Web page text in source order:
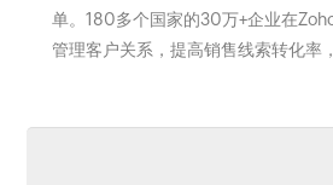
单。180多个国家的30万+企业在
管理客户关系，提高销售线索转化率